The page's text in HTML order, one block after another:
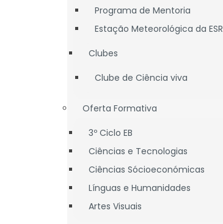
Programa de Mentoria
Estação Meteorológica da ESR
Clubes
Clube de Ciência viva
Oferta Formativa
3º Ciclo EB
Ciências e Tecnologias
Ciências Sócioeconómicas
Línguas e Humanidades
Artes Visuais